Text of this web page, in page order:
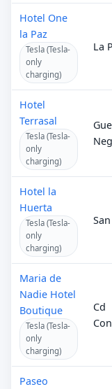
Hotel One
la Paz
Tesla (Tesla-
only
charging)
La
Hotel
Terrasal
Tesla (Tesla-
only
charging)
Hotel la
Huerta
Tesla (Tesla-
only
charging)
Maria de
Nadie Hotel
Boutique
Tesla (Tesla-
only
charging)
Cd
Paseo